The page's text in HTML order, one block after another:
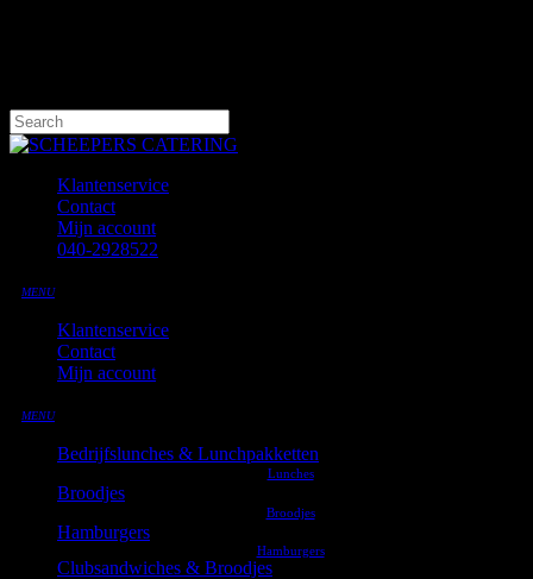
Close
Klantenservice
Contact
Mijn account
040-2928522
MENU
Klantenservice
Contact
Mijn account
MENU
Bedrijfslunches & Lunchpakketten
Broodjes
Hamburgers
Clubsandwiches & Broodjes